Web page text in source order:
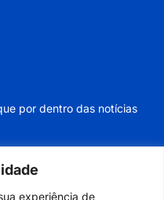
experiência de
por dentro das notícias